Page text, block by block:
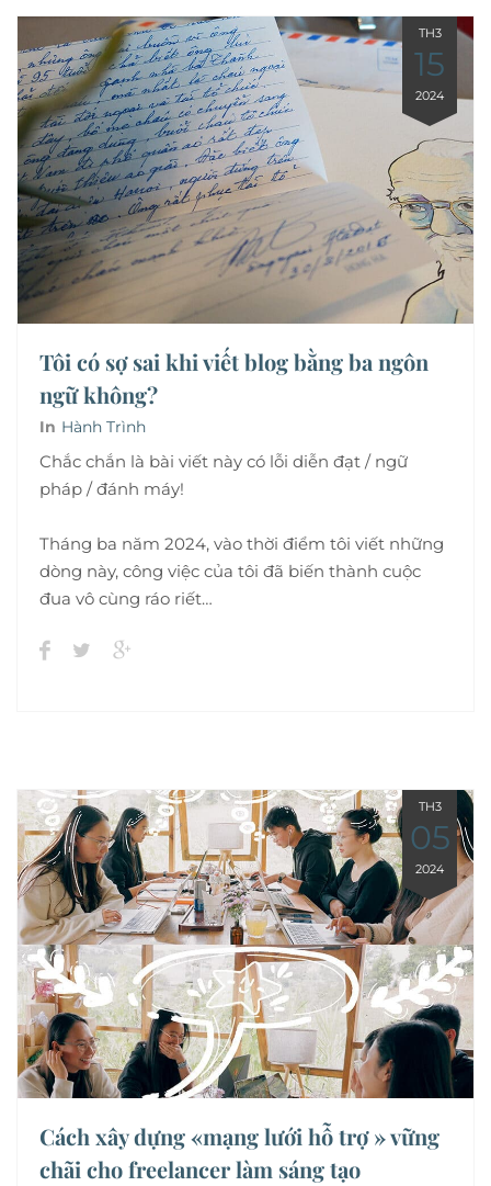
TH3
15
2024
Tôi có sợ sai khi viết blog bằng ba ngôn
ngữ không?
In Hành Trình
Chắc chắn là bài viết này có lỗi diễn đạt / ngữ
pháp / đánh máy!
Tháng ba năm 2024, vào thời điểm tôi viết những
dòng này, công việc của tôi đã biến thành cuộc
đua vô cùng ráo riết…
TH3
05
2024
Cách xây dựng «mạng lưới hỗ trợ » vững
chãi cho freelancer làm sáng tạo